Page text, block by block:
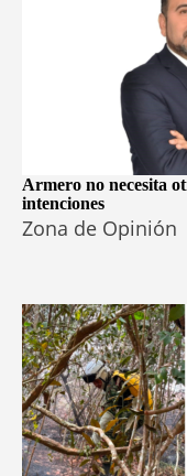
Armero no necesita
intenciones
Zona de Opinión